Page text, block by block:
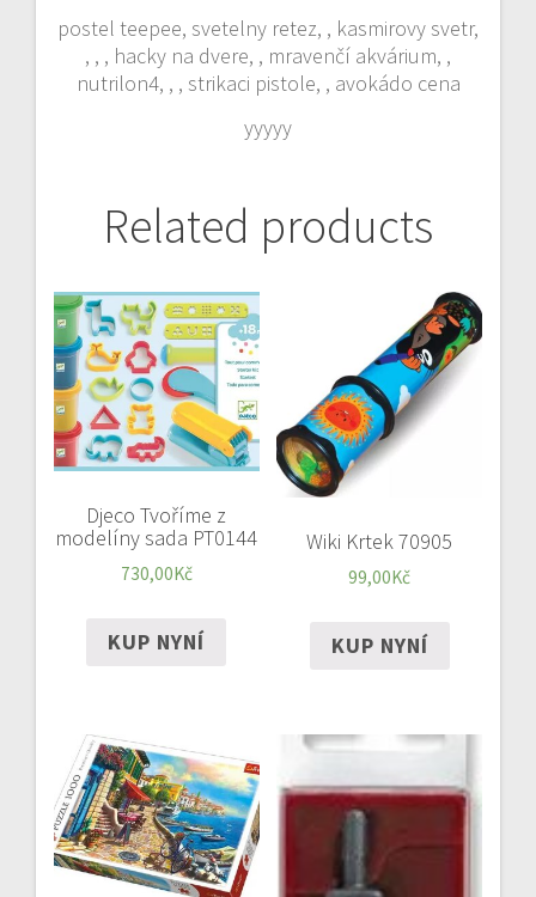
postel teepee, svetelny retez, , kasmirovy svetr,
, , , hacky na dvere, , mravenčí akvárium, ,
nutrilon4, , , strikaci pistole, , avokádo cena
yyyyy
Related products
Djeco Tvoříme z
modelíny sada PT0144
730,00Kč
KUP NYNÍ
Wiki Krtek 70905
99,00Kč
KUP NYNÍ